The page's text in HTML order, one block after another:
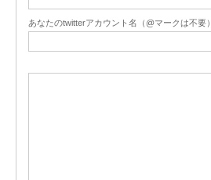
あなたのtwitterアカウント名（@マークは不要）